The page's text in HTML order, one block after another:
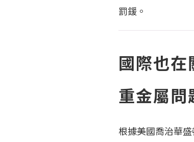
罰鍰。
國際也
重金屬問
根據美國喬治華